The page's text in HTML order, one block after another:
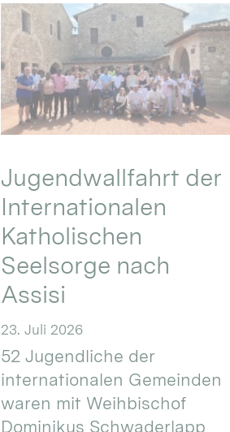
Jugendwallfahrt der
Internationalen
Katholischen
Seelsorge nach
Assisi
23. Juli 2026
52 Jugendliche der
internationalen Gemeinden
waren mit Weihbischof
Dominikus Schwaderlapp